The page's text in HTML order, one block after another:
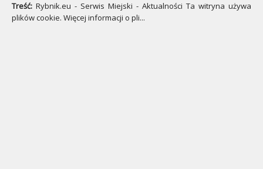
Treść: Rybnik.eu - Serwis Miejski - Aktualności Ta witryna używa
plików cookie. Więcej informacji o pli...